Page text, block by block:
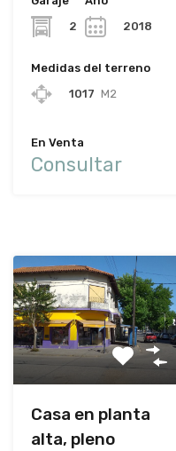
2
2018
Medidas del terreno
1017 M2
En Venta
Consultar
Casa en planta
alta, pleno